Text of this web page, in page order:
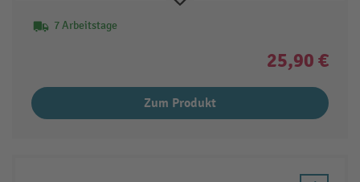
7 Arbeitstage
25,90 €
Zum Produkt